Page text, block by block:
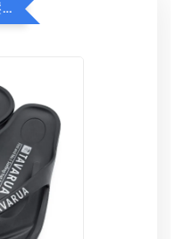
日本品牌拖，親膚貼合減足壓，超值加購75折！